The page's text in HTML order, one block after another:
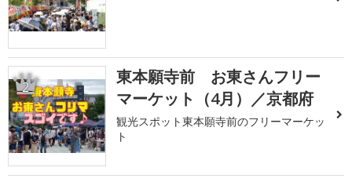
2
東本願寺前 お東さんフリー
マーケット（4月）／京都府
観光スポット東本願寺前のフリーマーケッ
ト